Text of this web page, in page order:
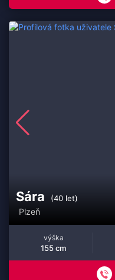
Sára (40 let)
Plzeň
výška
155 cm